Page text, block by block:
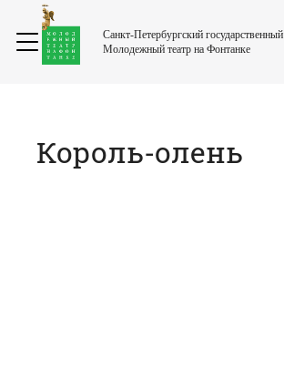
Санкт-Петербургский государственный
Молодежный театр на Фонтанке
Король-олень